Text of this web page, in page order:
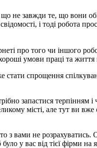
не завжди те, що вони
і тоді робота
про того чи іншого
умови праці та життя
спрощення
запастися
місті, але тут ви
з вами не
у вас від тієї фірми